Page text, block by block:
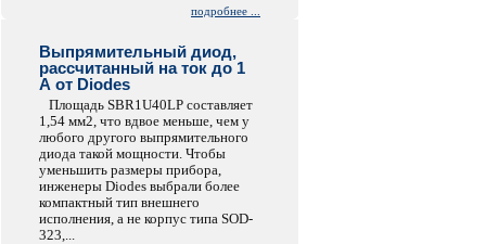
подробнее ...
Выпрямительный диод,
рассчитанный на ток до 1
А от Diodes
Площадь SBR1U40LP составляет
1,54 мм2, что вдвое меньше, чем у
любого другого выпрямительного
диода такой мощности. Чтобы
уменьшить размеры прибора,
инженеры Diodes выбрали более
компактный тип внешнего
исполнения, а не корпус типа SOD-
323,...